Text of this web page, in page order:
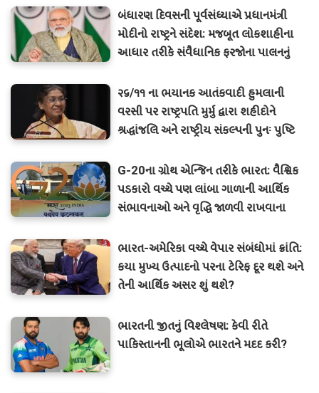
બંધારણ દિવસની પૂર્વસંધ્યાએ પ્રધાનમંત્રી
મોદીનો રાષ્ટ્રને સંદેશ: મજબૂત લોકશાહીના
આધાર તરીકે સંવૈધાનિક ફરજોના પાલનનું
૨૬/૧૧ ના ભયાનક આતંકવાદી હુમલાની
વરસી પર રાષ્ટ્રપતિ મુર્મુ દ્વારા શહીદોને
શ્રદ્ધાંજલિ અને રાષ્ટ્રીય સંકલ્પની પુનઃ પુષ્ટિ
G-20ના ગ્રોથ એન્જિન તરીકે ભારત: વૈશ્વિક
પડકારો વચ્ચે પણ લાંબા ગાળાની આર્થિક
સંભાવનાઓ અને વૃદ્ધિ જાળવી રાખવાના
ભારત-અમેરિકા વચ્ચે વેપાર સંબંધોમાં ક્રાંતિ:
કયા મુખ્ય ઉત્પાદનો પરના ટેરિફ દૂર થશે અને
તેની આર્થિક અસર શું થશે?
ભારતની જીતનું વિશ્લેષણ: કેવી રીતે
પાકિસ્તાનની ભૂલોએ ભારતને મદદ કરી?